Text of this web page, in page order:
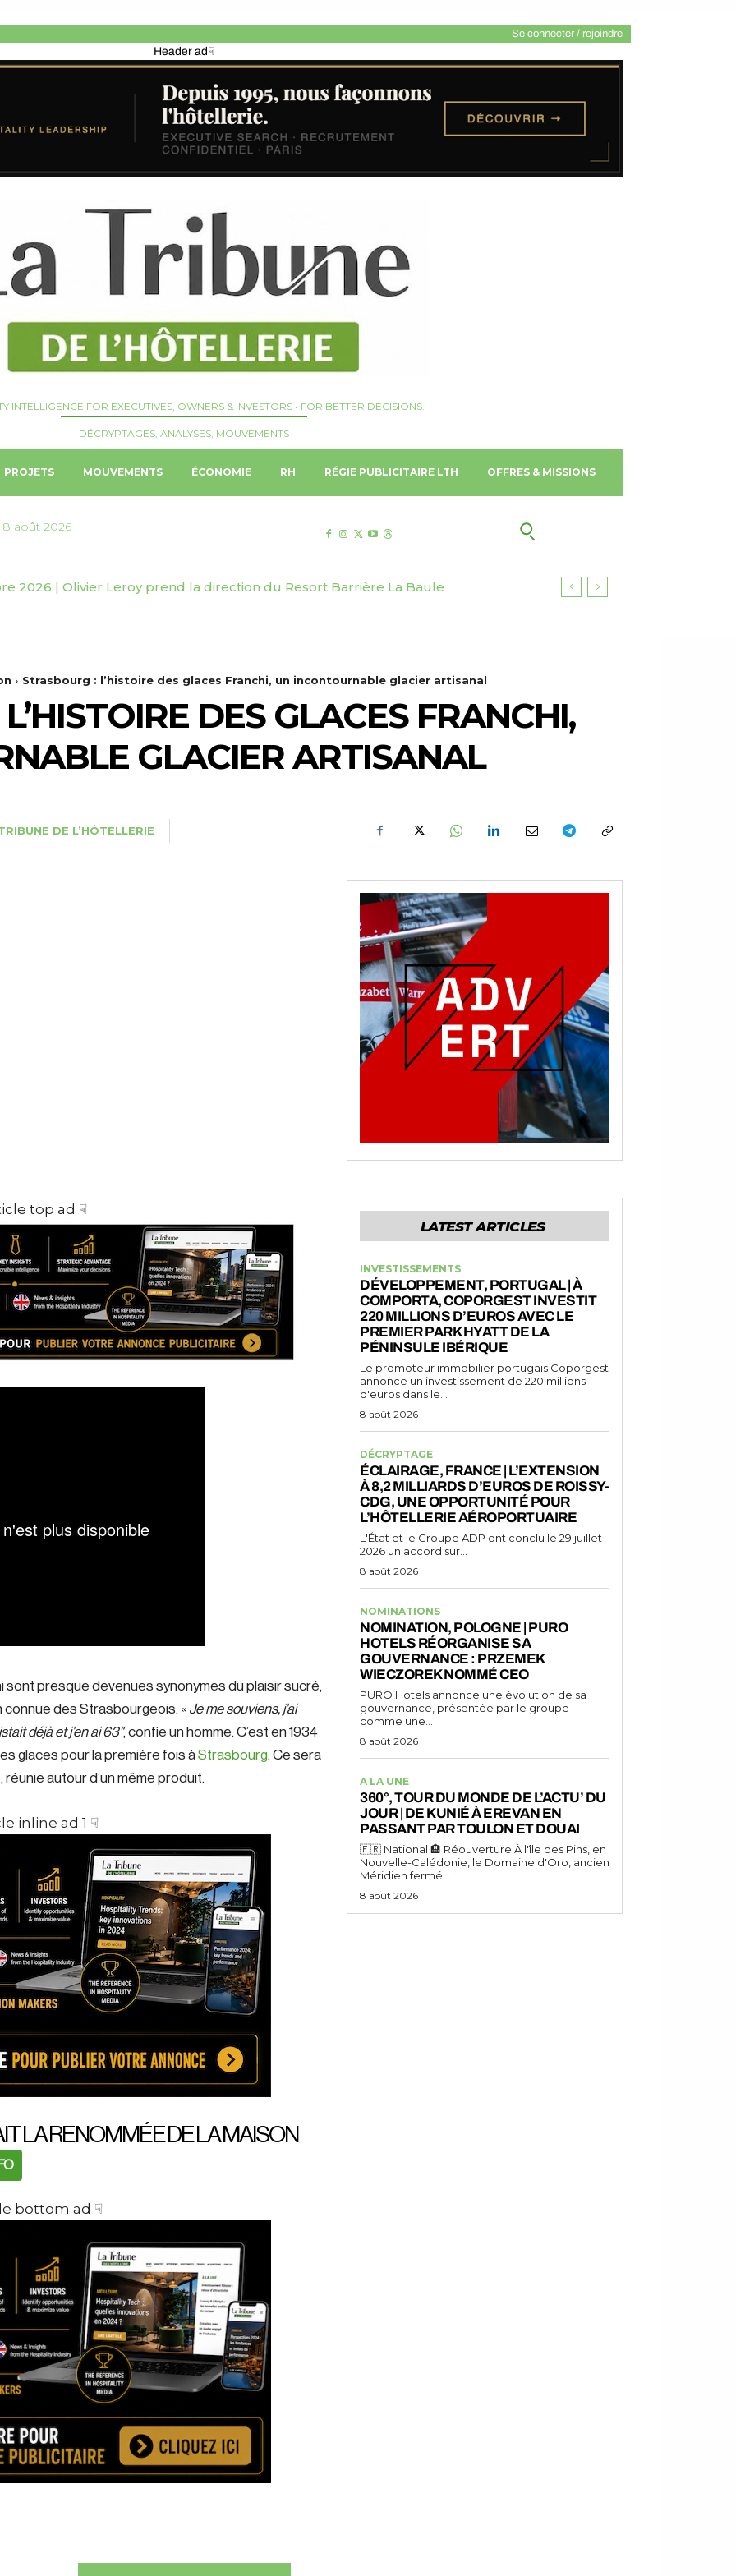
Se connecter / rejoindre
Header ad☟
INTELLIGENCE FOR EXECUTIVES, OWNERS & INVESTORS • FOR BETTER DECISIONS.
DÉCRYPTAGES, ANALYSES, MOUVEMENTS
PROJETS MOUVEMENTS ÉCONOMIE RH RÉGIE PUBLICITAIRE LTH OFFRES & MISSIONS
août 2026
2026 | Olivier Leroy prend la direction du Resort Barrière La Baule
Plains dévoile Zamara Private, résidence exclusive au cœur du Maasai Mara
Strasbourg : l’histoire des glaces Franchi, un incontournable glacier artisanal
DES GLACES FRANCHI,
GLACIER ARTISANAL
DE L’HÔTELLERIE
top ad ☟
sont presque devenues synonymes du plaisir sucré,
connue des Strasbourgeois. « Je me souviens, j’ai
déjà et j’en ai 63″, confie un homme. C’est en 1934
glaces pour la première fois àStrasbourg. Ce sera
autour d’un même produit.
inline ad 1 ☟
LA RENOMMÉE DE LA MAISON
bottom ad ☟
LATEST ARTICLES
INVESTISSEMENTS
DÉVELOPPEMENT, PORTUGAL | À
COMPORTA, COPORGEST INVESTIT
220 MILLIONS D’EUROS AVEC LE
PREMIER PARK HYATT DE LA
PÉNINSULE IBÉRIQUE
Le promoteur immobilier portugais Coporgest
annonce un investissement de 220 millions
d'euros dans le...
8 août 2026
DÉCRYPTAGE
ÉCLAIRAGE, FRANCE | L’EXTENSION
À 8,2 MILLIARDS D’EUROS DE ROISSY-
CDG, UNE OPPORTUNITÉ POUR
L’HÔTELLERIE AÉROPORTUAIRE
L'État et le Groupe ADP ont conclu le 29 juillet
2026 un accord sur...
8 août 2026
NOMINATIONS
NOMINATION, POLOGNE | PURO
HOTELS RÉORGANISE SA
GOUVERNANCE : PRZEMEK
WIECZOREK NOMMÉ CEO
PURO Hotels annonce une évolution de sa
gouvernance, présentée par le groupe
comme une...
8 août 2026
A LA UNE
360°, TOUR DU MONDE DE L’ACTU’ DU
JOUR | DE KUNIÉ À EREVAN EN
PASSANT PAR TOULON ET DOUAI
🇫🇷 National 🏨 Réouverture À l'île des Pins, en
Nouvelle-Calédonie, le Domaine d'Oro, ancien
Méridien fermé...
8 août 2026